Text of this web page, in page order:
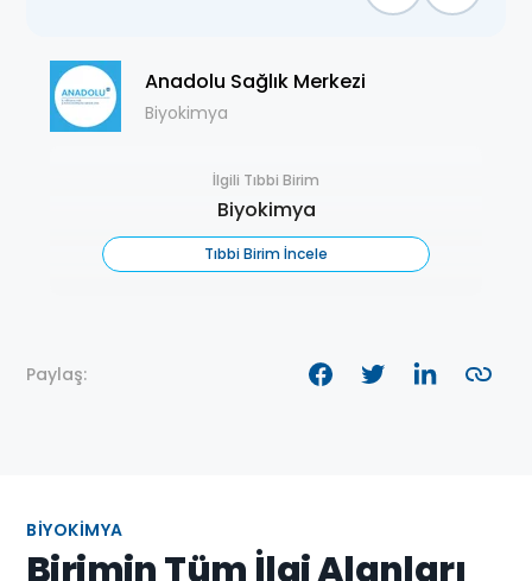
Anadolu Sağlık Merkezi
Biyokimya
İlgili Tıbbi Birim
Biyokimya
Tıbbi Birim İncele
Paylaş:
BIYOKIMYA
Birimin Tüm İlgi Alanları